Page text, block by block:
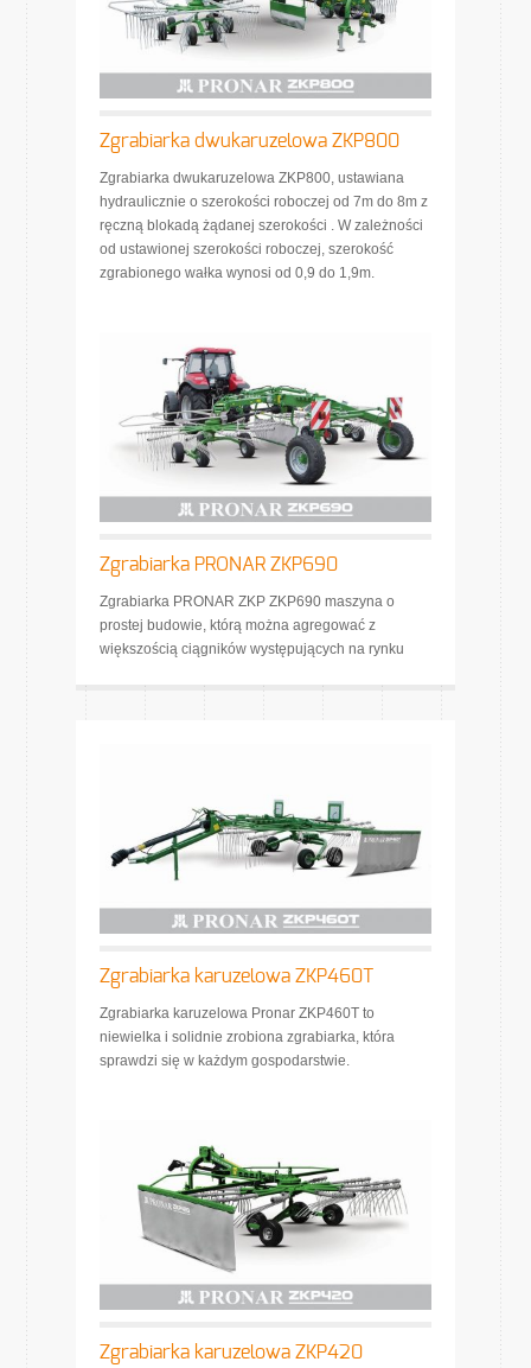
Zgrabiarka dwukaruzelowa ZKP800
Zgrabiarka dwukaruzelowa ZKP800, ustawiana
hydraulicznie o szerokości roboczej od 7m do 8m z
ręczną blokadą żądanej szerokości . W zależności
od ustawionej szerokości roboczej, szerokość
zgrabionego wałka wynosi od 0,9 do 1,9m.
Zgrabiarka PRONAR ZKP690
Zgrabiarka PRONAR ZKP ZKP690 maszyna o
prostej budowie, którą można agregować z
większością ciągników występujących na rynku
Zgrabiarka karuzelowa ZKP460T
Zgrabiarka karuzelowa Pronar ZKP460T to
niewielka i solidnie zrobiona zgrabiarka, która
sprawdzi się w każdym gospodarstwie.
Zgrabiarka karuzelowa ZKP420